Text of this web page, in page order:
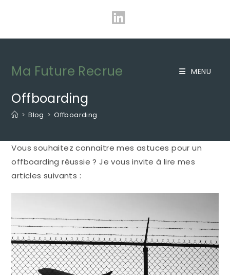
Ma Future Recrue MENU
Offboarding
> Blog > Offboarding
Vous souhaitez connaitre mes astuces pour un
offboarding réussie ? Je vous invite à lire mes
articles suivants :